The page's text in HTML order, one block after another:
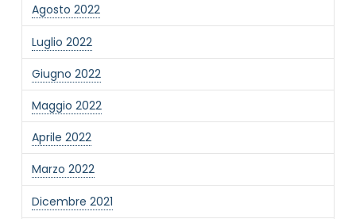
Agosto 2022
Luglio 2022
Giugno 2022
Maggio 2022
Aprile 2022
Marzo 2022
Dicembre 2021